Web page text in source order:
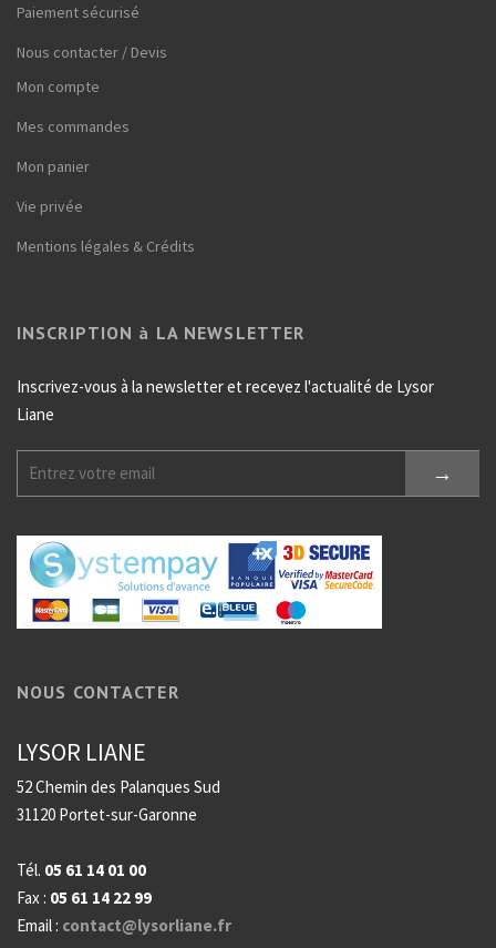
Paiement sécurisé
Nous contacter / Devis
Mon compte
Mes commandes
Mon panier
Vie privée
Mentions légales & Crédits
INSCRIPTION à LA NEWSLETTER
Inscrivez-vous à la newsletter et recevez l'actualité de Lysor
Liane
NOUS CONTACTER
LYSOR LIANE
52 Chemin des Palanques Sud
31120 Portet-sur-Garonne
Tél. 05 61 14 01 00
Fax : 05 61 14 22 99
Email : contact@lysorliane.fr